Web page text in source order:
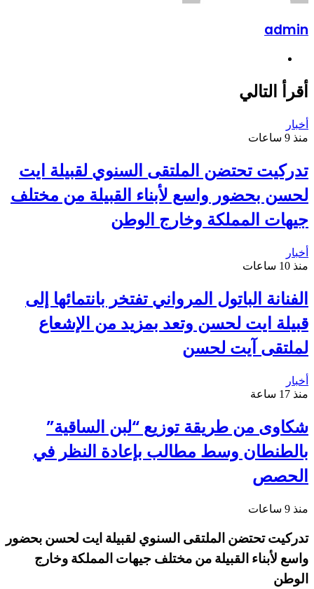
admin
أقرأ التالي
أخبار
منذ 9 ساعات
تدركيت تحتضن الملتقى السنوي لقبيلة ايت
لحسن بحضور واسع لأبناء القبيلة من مختلف
جيهات المملكة وخارج الوطن
أخبار
منذ 10 ساعات
الفنانة الباتول المرواني تفتخر بانتمائها إلى
قبيلة ايت لحسن وتعد بمزيد من الإشعاع
لملتقى آيت لحسن
أخبار
منذ 17 ساعة
شكاوى من طريقة توزيع “لبن الساقية”
بالطنطان وسط مطالب بإعادة النظر في
الحصص
منذ 9 ساعات
تدركيت تحتضن الملتقى السنوي لقبيلة ايت لحسن بحضور
واسع لأبناء القبيلة من مختلف جيهات المملكة وخارج
الوطن